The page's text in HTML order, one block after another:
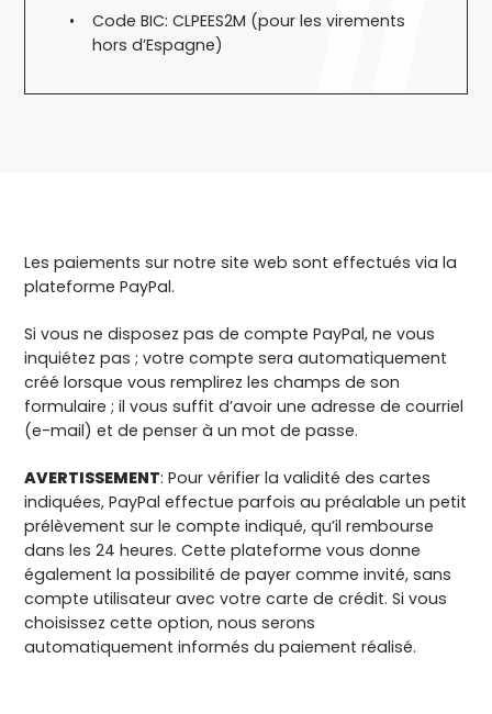
Code BIC: CLPEES2M (pour les virements
hors d’Espagne)
Les paiements sur notre site web sont effectués via la
plateforme PayPal.
Si vous ne disposez pas de compte PayPal, ne vous
inquiétez pas ; votre compte sera automatiquement
créé lorsque vous remplirez les champs de son
formulaire ; il vous suffit d’avoir une adresse de courriel
(e-mail) et de penser à un mot de passe.
AVERTISSEMENT: Pour vérifier la validité des cartes
indiquées, PayPal effectue parfois au préalable un petit
prélèvement sur le compte indiqué, qu’il rembourse
dans les 24 heures. Cette plateforme vous donne
également la possibilité de payer comme invité, sans
compte utilisateur avec votre carte de crédit. Si vous
choisissez cette option, nous serons
automatiquement informés du paiement réalisé.